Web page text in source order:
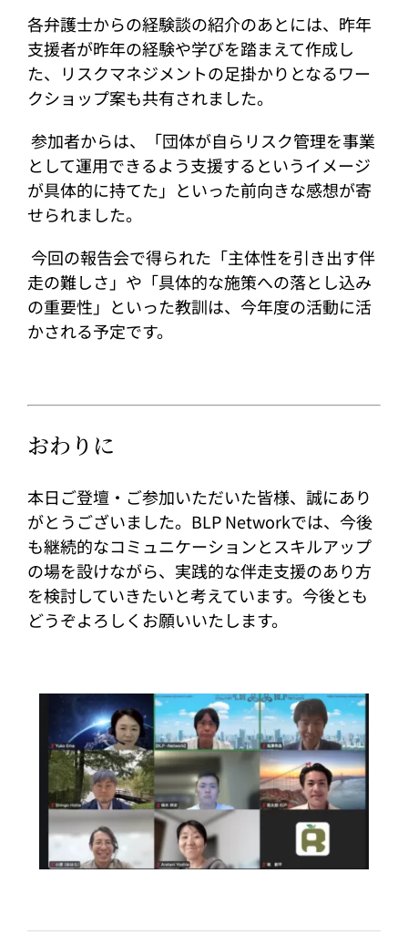
各弁護士からの経験談の紹介のあとには、昨年
支援者が昨年の経験や学びを踏まえて作成し
た、リスクマネジメントの足掛かりとなるワー
クショップ案も共有されました。
参加者からは、「団体が自らリスク管理を事業
として運用できるよう支援するというイメージ
が具体的に持てた」といった前向きな感想が寄
せられました。
今回の報告会で得られた「主体性を引き出す伴
走の難しさ」や「具体的な施策への落とし込み
の重要性」といった教訓は、今年度の活動に活
かされる予定です。
おわりに
本日ご登壇・ご参加いただいた皆様、誠にあり
がとうございました。BLP Networkでは、今後
も継続的なコミュニケーションとスキルアップ
の場を設けながら、実践的な伴走支援のあり方
を検討していきたいと考えています。今後とも
どうぞよろしくお願いいたします。